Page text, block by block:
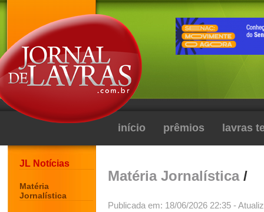
início prêmios lavras
JL Notícias
Matéria
Jornalística
Matéria Jornalística/
Publicada em: 18/06/2026 22:35 -